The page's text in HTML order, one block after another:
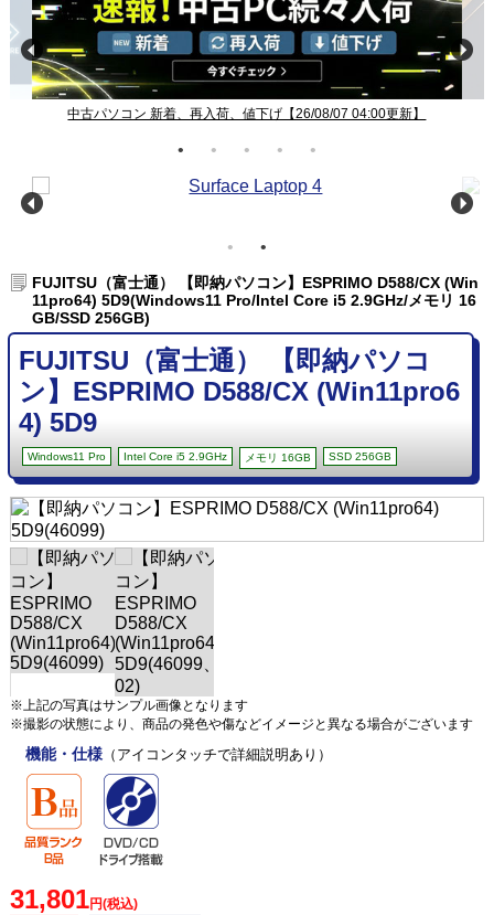
中古パソコン 新着、再入荷、値下げ【26/08/07 04:00更新】
FUJITSU（富士通） 【即納パソコン】ESPRIMO D588/CX (Win
11pro64) 5D9(Windows11 Pro/Intel Core i5 2.9GHz/メモリ 16
GB/SSD 256GB)
FUJITSU（富士通） 【即納パソコ
ン】ESPRIMO D588/CX (Win11pro6
4) 5D9
Windows11 Pro Intel Core i5 2.9GHz メモリ 16GB SSD 256GB
※上記の写真はサンプル画像となります
※撮影の状態により、商品の発色や傷などイメージと異なる場合がございます
機能・仕様（アイコンタッチで詳細説明あり）
31,801円(税込)